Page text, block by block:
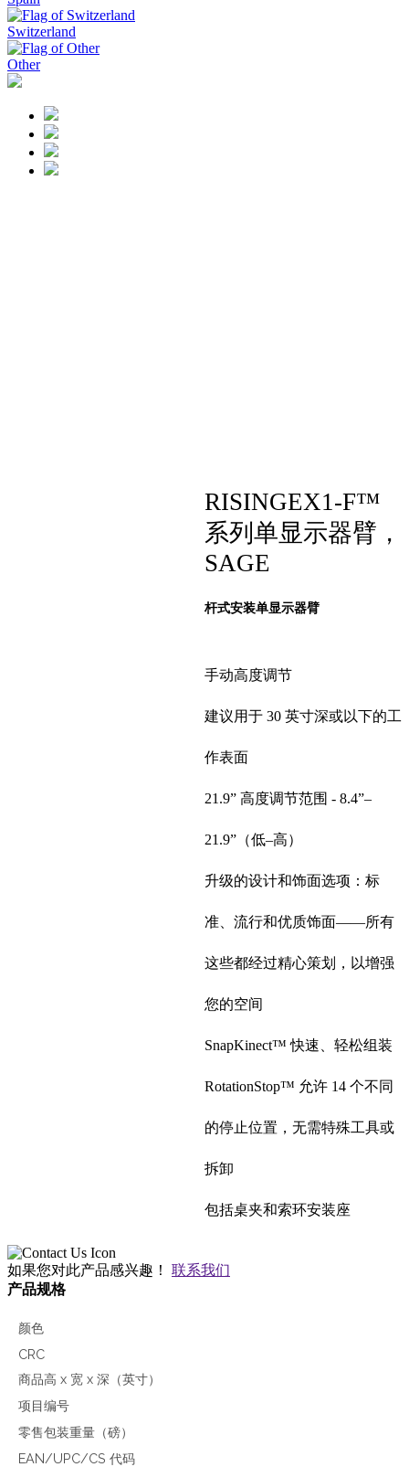
Switzerland
Other
RISINGEX1-F™
系列单显示器臂，
SAGE
杆式安装单显示器臂
手动高度调节
建议用于 30 英寸深或以下的工
作表面
21.9” 高度调节范围 - 8.4”–
21.9”（低–高）
升级的设计和饰面选项：标
准、流行和优质饰面——所有
这些都经过精心策划，以增强
您的空间
SnapKinect™ 快速、轻松组装
RotationStop™ 允许 14 个不同
的停止位置，无需特殊工具或
拆卸
包括桌夹和索环安装座
如果您对此产品感兴趣！ 联系我们
产品规格
颜色
CRC
商品高 x 宽 x 深（英寸）
项目编号
零售包装重量（磅）
EAN/UPC/CS 代码